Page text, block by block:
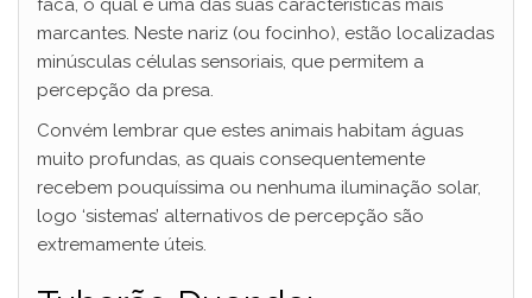
faca, o qual é uma das suas características mais
marcantes. Neste nariz (ou focinho), estão localizadas
minúsculas células sensoriais, que permitem a
percepção da presa.
Convém lembrar que estes animais habitam águas
muito profundas, as quais consequentemente
recebem pouquíssima ou nenhuma iluminação solar,
logo ‘sistemas’ alternativos de percepção são
extremamente úteis.